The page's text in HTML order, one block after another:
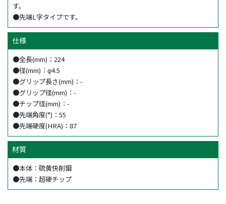
す。
●先端L字タイプです。
仕様
●全長(mm)：224
●径(mm)：φ4.5
●グリップ長さ(mm)：-
●グリップ径(mm)：-
●チップ径(mm)：-
●先端角度(°)：55
●先端硬度(HRA)：87
材質
●本体：硫黄快削鋼
●先端：超硬チップ